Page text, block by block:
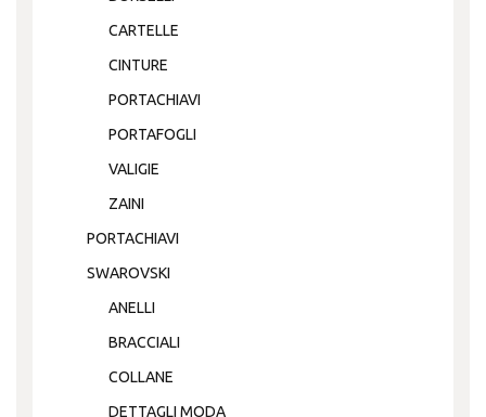
CARTELLE
CINTURE
PORTACHIAVI
PORTAFOGLI
VALIGIE
ZAINI
PORTACHIAVI
SWAROVSKI
ANELLI
BRACCIALI
COLLANE
DETTAGLI MODA